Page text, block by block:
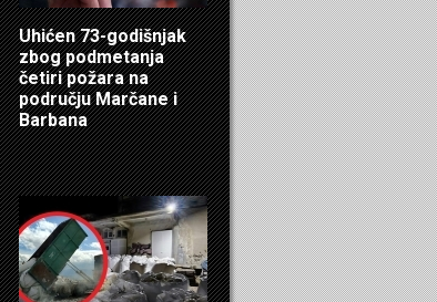
Uhićen 73-godišnjak
zbog podmetanja
četiri požara na
području Marčane i
Barbana